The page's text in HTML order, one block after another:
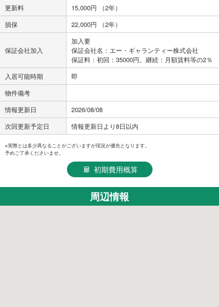
更新料
15,000円 （2年）
損保
22,000円 （2年）
保証会社加入
加入要
保証会社名：エー・ギャランティー株式会社
保証料：初回：35000円。継続：月額賃料等の2％
入居可能時期
即
物件備考
情報更新日
2026/08/08
次回更新予定日
情報更新日より8日以内
※実際とは多少異なることがございますが現況が優先となります。
予めご了承くださいませ。
初期費用概算
周辺情報